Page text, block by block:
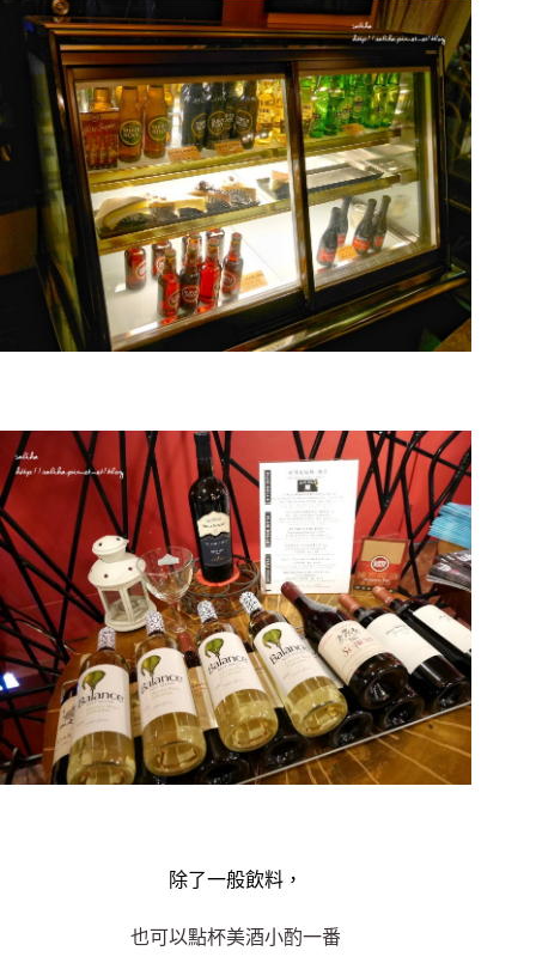
除了一般飲料，
也可以點杯美酒小酌一番